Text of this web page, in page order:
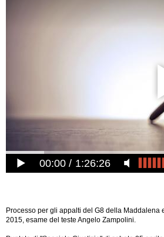
00:00 1:26:26
Processo per gli appalti del G8 della
2015, esame del teste Angelo Zampolini.